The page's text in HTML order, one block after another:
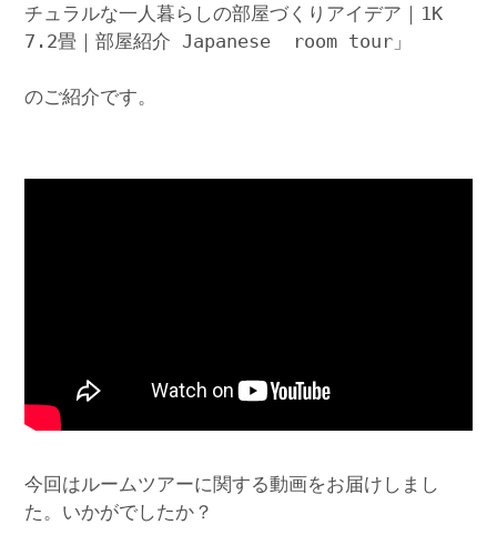
チュラルな一人暮らしの部屋づくりアイデア｜1K
7.2畳｜部屋紹介 Japanese room tour」
のご紹介です。
今回はルームツアーに関する動画をお届けしまし
た。いかがでしたか？